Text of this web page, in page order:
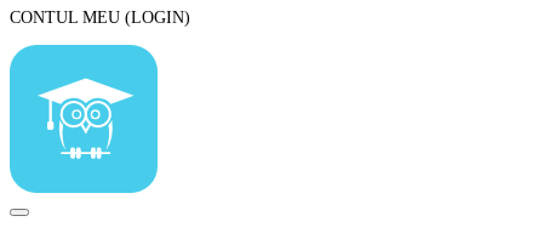
CONTUL MEU (LOGIN)